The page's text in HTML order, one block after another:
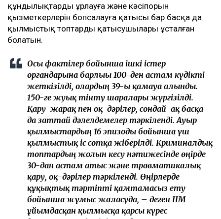
құндылықтарды ұрлауға және кәсіпорын
қызметкерлерін бопсалауға қатысы бар басқа да
қылмыстық топтардың қатысушылары ұсталған
болатын.
Осы фактілер бойынша ішкі істер
органдарына барлығы 100-ден астам күдікті
жеткізілді, олардың 39-ы қамауға алынды.
150-ге жуық тінту шаралары жүргізілді.
Қару-жарақ пен оқ-дәрілер, сондай-ақ басқа
да заттай дәлелдемелер тәркіленді. Ауыр
қылмыстардың 16 эпизоды бойынша үш
қылмыстық іс сотқа жіберілді. Криминалдық
топтардың жолын кесу нәтижесінде өңірде
30-дан астам атыс және травматикалық
қару, оқ-дәрілер тәркіленді. Өңірлерде
құқықтық тәртіпті қамтамасыз ету
бойынша жұмыс жалғасуда, – деген ІІМ
ұйымдасқан қылмысқа қарсы күрес